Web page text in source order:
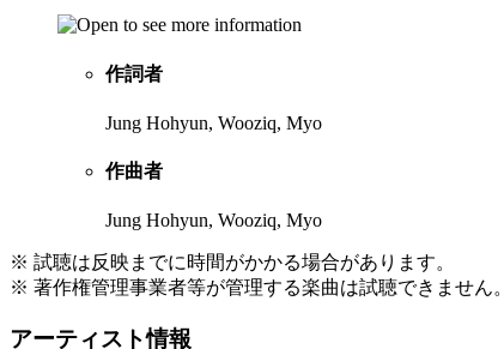
作詞者
Jung Hohyun, Wooziq, Myo
作曲者
Jung Hohyun, Wooziq, Myo
※ 試聴は反映までに時間がかかる場合があります。
※ 著作権管理事業者等が管理する楽曲は試聴できません。
アーティスト情報